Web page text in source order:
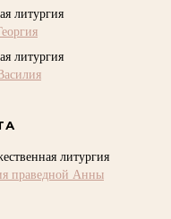
литургия
литургия
литургия
праведной Анны